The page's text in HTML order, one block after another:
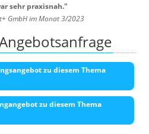
sehr praxisnah."
GmbH im Monat 3/2023
zu diesem Thema
zu diesem Thema